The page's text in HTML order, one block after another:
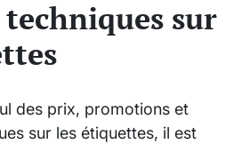
techniques sur
des prix, promotions et
sur les étiquettes, il est